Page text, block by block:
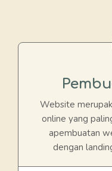
Website
online yang
apembuatan
dengan